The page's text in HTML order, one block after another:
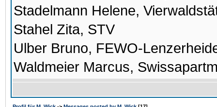
Stadelmann Helene,
Stahel Zita, STV
Ulber Bruno, FEWO-
Waldmeier Marcus,